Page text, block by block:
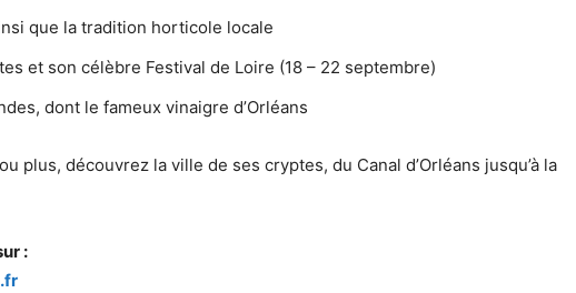
que la tradition horticole locale
et son célèbre Festival de Loire (18 – 22 septembre)
dont le fameux vinaigre d’Orléans
plus, découvrez la ville de ses cryptes, du Canal d’Orléans jusqu’à la
: